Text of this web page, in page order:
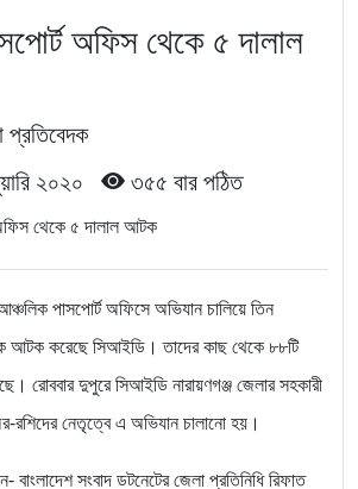
অফিস থেকে ৫ দালাল
প্রতিবেদক
২০২০
৩৫৫ বার পঠিত
আঞ্চলিক পাসপোর্ট অফিসে অভিযান চালিয়ে তিন
আটক করেছে সিআইডি। তাদের কাছ থেকে ৮৮টি
রোববার দুপুরে সিআইডি নারায়ণগঞ্জ জেলার সহকারী
রশিদের নেতৃত্বে এ অভিযান চালানো হয়।
বাংলাদেশ সংবাদ ডটনেটের জেলা প্রতিনিধি রিফাত